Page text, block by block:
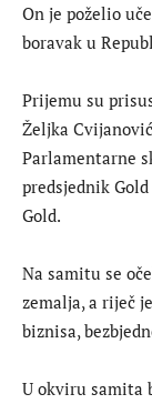
On je poželio
boravak u
Prijemu su
Željka
Parlamentarne
predsjednik
Gold.
Na samitu se
zemalja, a riječ
biznisa,
U okviru samita